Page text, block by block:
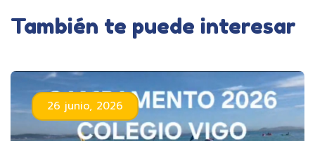
También te puede interesar
26 junio, 2026